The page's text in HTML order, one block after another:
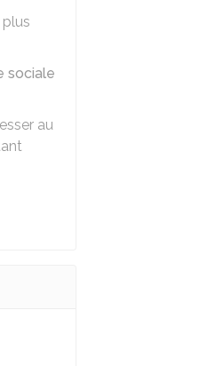
sociale
au